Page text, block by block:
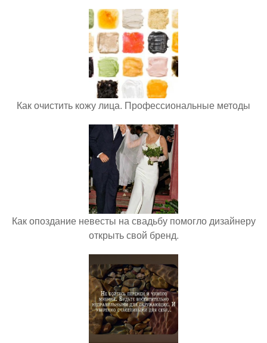
Как очистить кожу лица. Профессиональные методы
Как опоздание невесты на свадьбу помогло дизайнеру
открыть свой бренд.